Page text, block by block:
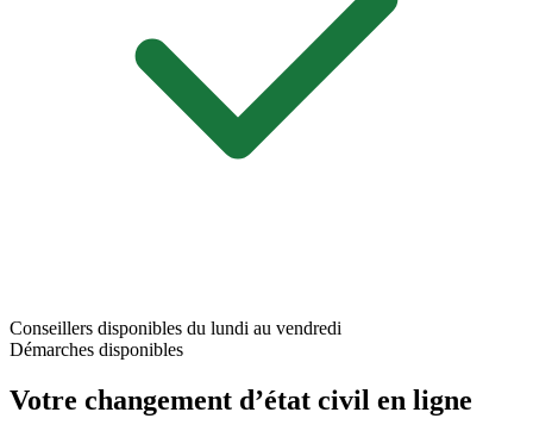
Conseillers disponibles du lundi au vendredi
Démarches disponibles
Votre changement d’état civil en ligne